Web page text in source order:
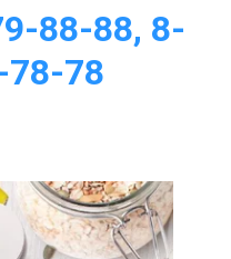
88-88, 8-
78